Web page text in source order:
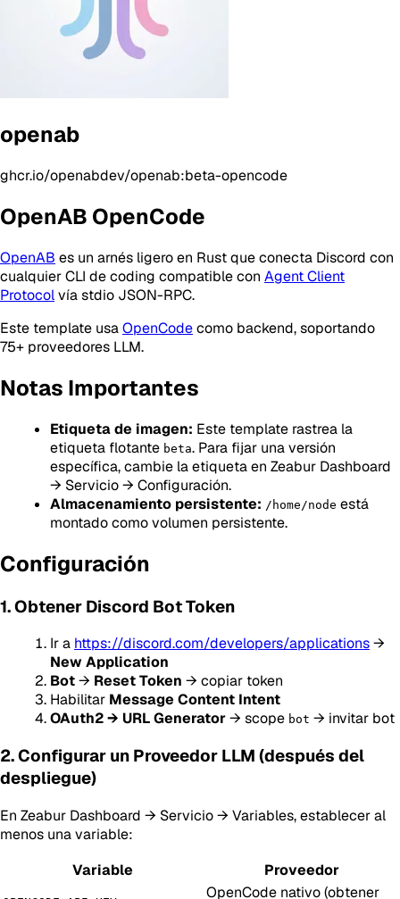
openab
ghcr.io/openabdev/openab:beta-opencode
OpenAB OpenCode
OpenAB es un arnés ligero en Rust que conecta Discord con
cualquier CLI de coding compatible con Agent Client
Protocolvía stdio JSON-RPC.
Este template usaOpenCodecomo backend, soportando
75+ proveedores LLM.
Notas Importantes
Etiqueta de imagen: Este template rastrea la
etiqueta flotante beta. Para fijar una versión
específica, cambie la etiqueta en Zeabur Dashboard
→ Servicio → Configuración.
Almacenamiento persistente: /home/node está
montado como volumen persistente.
Configuración
1. Obtener Discord Bot Token
Ir a https://discord.com/developers/applications→
New Application
Bot→ Reset Token → copiar token
Habilitar Message Content Intent
OAuth2 → URL Generator→ scope bot → invitar bot
2. Configurar un Proveedor LLM (después del
despliegue)
En Zeabur Dashboard → Servicio → Variables, establecer al
menos una variable:
Variable
Proveedor
OpenCode nativo (obtener